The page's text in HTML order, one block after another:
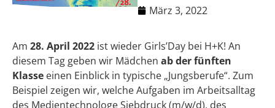
März 3, 2022
Am 28. April 2022 ist wieder Girls’Day bei H+K! An
diesem Tag geben wir Mädchen ab der fünften
Klasse einen Einblick in typische „Jungsberufe“. Zum
Beispiel zeigen wir, welche Aufgaben im Arbeitsalltag
des Medientechnologe Siebdruck (m/w/d), des